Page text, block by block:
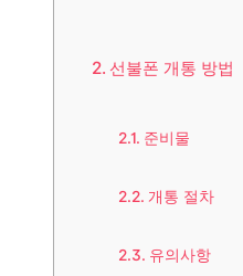
선불폰 개통 방법
준비물
개통 절차
유의사항